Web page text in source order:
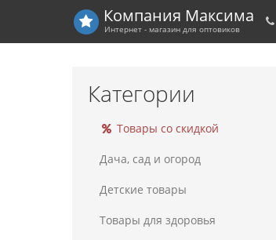
Компания Максима
Интернет - магазин для оптовиков
Категории
Товары со скидкой
Дача, сад и огород
Детские товары
Товары для здоровья